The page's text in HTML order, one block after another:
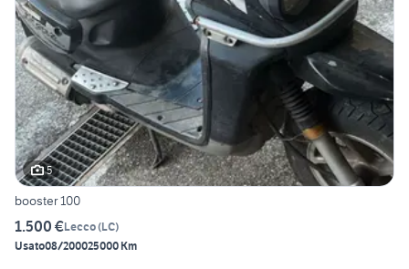
5
booster 100
1.500 €Lecco(LC)
Usato08/200025000 Km